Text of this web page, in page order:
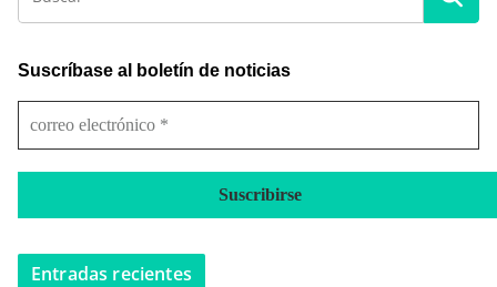
Suscríbase al boletín de noticias
Entradas recientes